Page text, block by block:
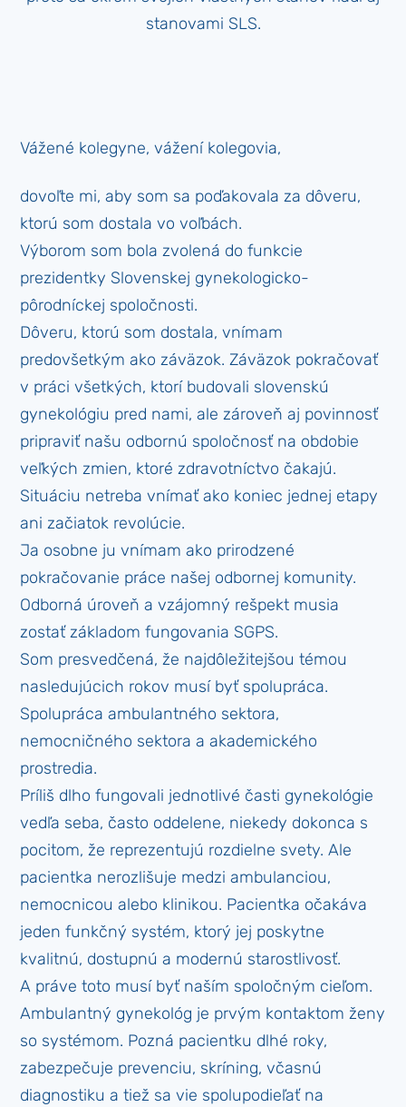
stanovami SLS.
Vážené kolegyne, vážení kolegovia,
dovoľte mi, aby som sa poďakovala za dôveru,
ktorú som dostala vo voľbách.
Výborom som bola zvolená do funkcie
prezidentky Slovenskej gynekologicko-
pôrodníckej spoločnosti.
Dôveru, ktorú som dostala, vnímam
predovšetkým ako záväzok. Záväzok pokračovať
v práci všetkých, ktorí budovali slovenskú
gynekológiu pred nami, ale zároveň aj povinnosť
pripraviť našu odbornú spoločnosť na obdobie
veľkých zmien, ktoré zdravotníctvo čakajú.
Situáciu netreba vnímať ako koniec jednej etapy
ani začiatok revolúcie.
Ja osobne ju vnímam ako prirodzené
pokračovanie práce našej odbornej komunity.
Odborná úroveň a vzájomný rešpekt musia
zostať základom fungovania SGPS.
Som presvedčená, že najdôležitejšou témou
nasledujúcich rokov musí byť spolupráca.
Spolupráca ambulantného sektora,
nemocničného sektora a akademického
prostredia.
Príliš dlho fungovali jednotlivé časti gynekológie
vedľa seba, často oddelene, niekedy dokonca s
pocitom, že reprezentujú rozdielne svety. Ale
pacientka nerozlišuje medzi ambulanciou,
nemocnicou alebo klinikou. Pacientka očakáva
jeden funkčný systém, ktorý jej poskytne
kvalitnú, dostupnú a modernú starostlivosť.
A práve toto musí byť naším spoločným cieľom.
Ambulantný gynekológ je prvým kontaktom ženy
so systémom. Pozná pacientku dlhé roky,
zabezpečuje prevenciu, skríning, včasnú
diagnostiku a tiež sa vie spolupodieľať na